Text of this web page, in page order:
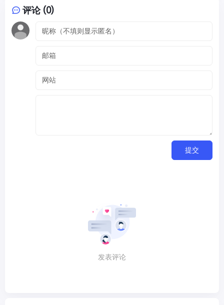
评论 (0)
提交
发表评论